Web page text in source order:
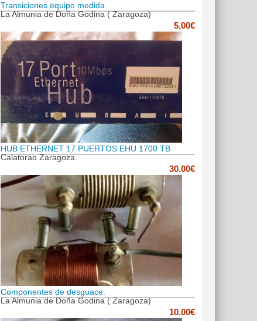
Transiciones equipo medida
La Almunia de Doña Godina ( Zaragoza)
5.00€
HUB ETHERNET 17 PUERTOS EHU 1700 TB
Calatorao Zaragoza.
30.00€
Componentes de desguace.
La Almunia de Doña Godina ( Zaragoza)
10.00€